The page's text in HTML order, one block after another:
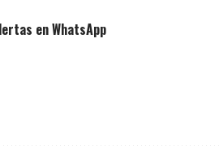
en WhatsApp